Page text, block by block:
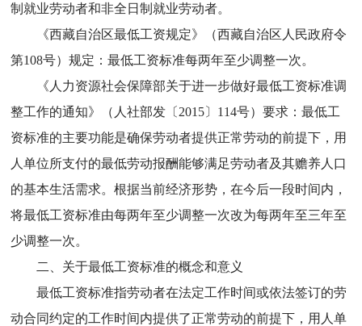
制就业劳动者和非全日制就业劳动者。
《西藏自治区最低工资规定》（西藏自治区人民政府令
第108号）规定：最低工资标准每两年至少调整一次。
《人力资源社会保障部关于进一步做好最低工资标准调
整工作的通知》（人社部发〔2015〕114号）要求：最低工
资标准的主要功能是确保劳动者提供正常劳动的前提下，用
人单位所支付的最低劳动报酬能够满足劳动者及其赡养人口
的基本生活需求。根据当前经济形势，在今后一段时间内，
将最低工资标准由每两年至少调整一次改为每两年至三年至
少调整一次。
二、关于最低工资标准的概念和意义
最低工资标准指劳动者在法定工作时间或依法签订的劳
动合同约定的工作时间内提供了正常劳动的前提下，用人单